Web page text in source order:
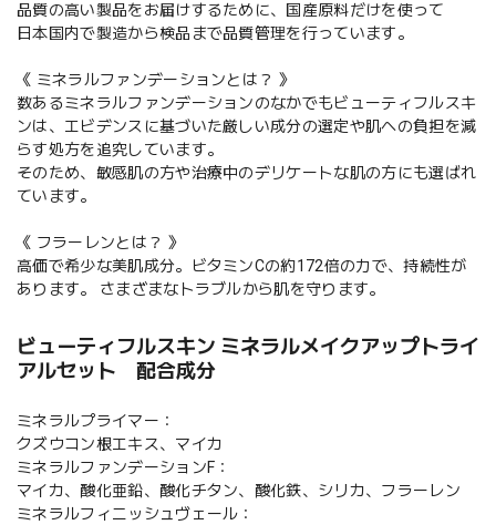
品質の高い製品をお届けするために、国産原料だけを使って
日本国内で製造から検品まで品質管理を行っています。
《 ミネラルファンデーションとは？ 》
数あるミネラルファンデーションのなかでもビューティフルスキ
ンは、エビデンスに基づいた厳しい成分の選定や肌への負担を減
らす処方を追究しています。
そのため、敏感肌の方や治療中のデリケートな肌の方にも選ばれ
ています。
《 フラーレンとは？ 》
高価で希少な美肌成分。ビタミンCの約172倍の力で、持続性が
あります。 さまざまなトラブルから肌を守ります。
ビューティフルスキン ミネラルメイクアップトライ
アルセット 配合成分
ミネラルプライマー：
クズウコン根エキス、マイカ
ミネラルファンデーションF：
マイカ、酸化亜鉛、酸化チタン、酸化鉄、シリカ、フラーレン
ミネラルフィニッシュヴェール：